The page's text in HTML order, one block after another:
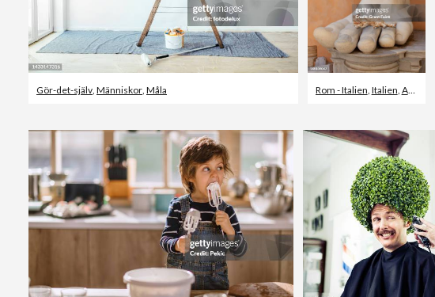
Gör-det-själv Människor Måla Rom - Italien Italien Avkoppling